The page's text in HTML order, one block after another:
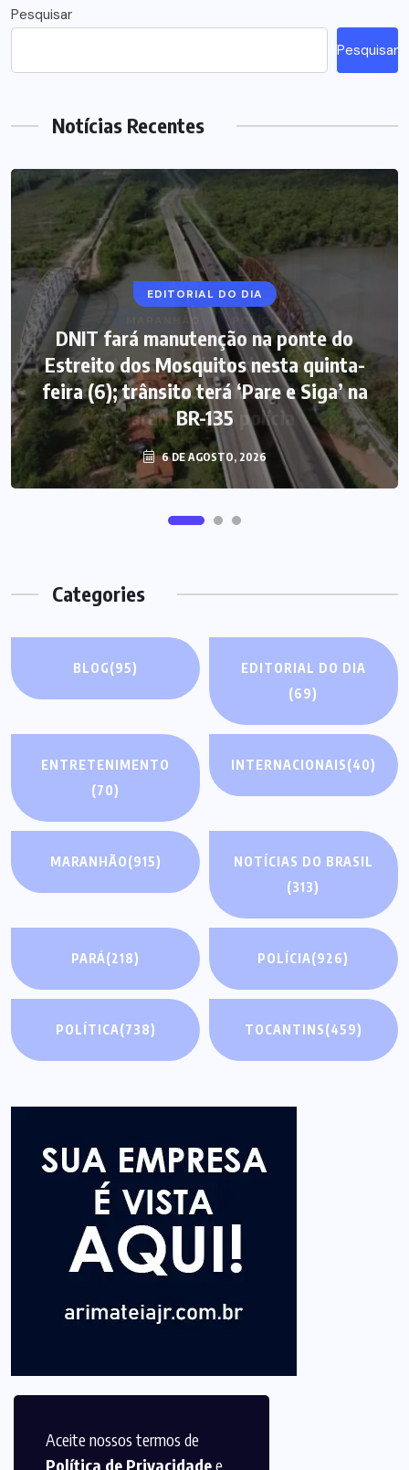
Aceite nossos termos de
Política de Privacidadee
Pesquisar
Pesquisar
Notícias Recentes
EDITORIAL DO DIA
DNIT fará manutenção na ponte do
Estreito dos Mosquitos nesta quinta-
feira (6); trânsito terá ‘Pare e Siga’ na
BR-135
6 DE AGOSTO, 2026
Categories
BLOG(95)
EDITORIAL DO DIA
(69)
ENTRETENIMENTO
(70)
INTERNACIONAIS(40)
MARANHÃO(915)
NOTÍCIAS DO BRASIL
(313)
PARÁ(218) POLÍCIA(926)
POLÍTICA(738) TOCANTINS(459)